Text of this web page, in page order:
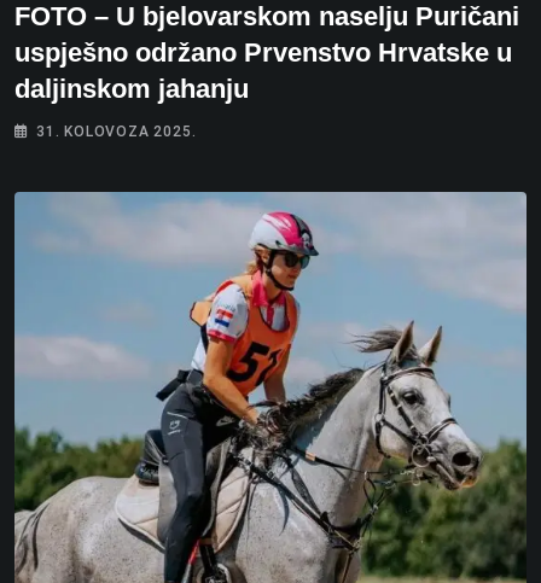
FOTO – U bjelovarskom naselju Puričani
uspješno održano Prvenstvo Hrvatske u
daljinskom jahanju
31. KOLOVOZA 2025.